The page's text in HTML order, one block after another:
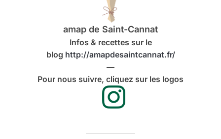
amap de Saint-Cannat
Infos & recettes sur le
blog http://amapdesaintcannat.fr/
—
Pour nous suivre, cliquez sur les logos